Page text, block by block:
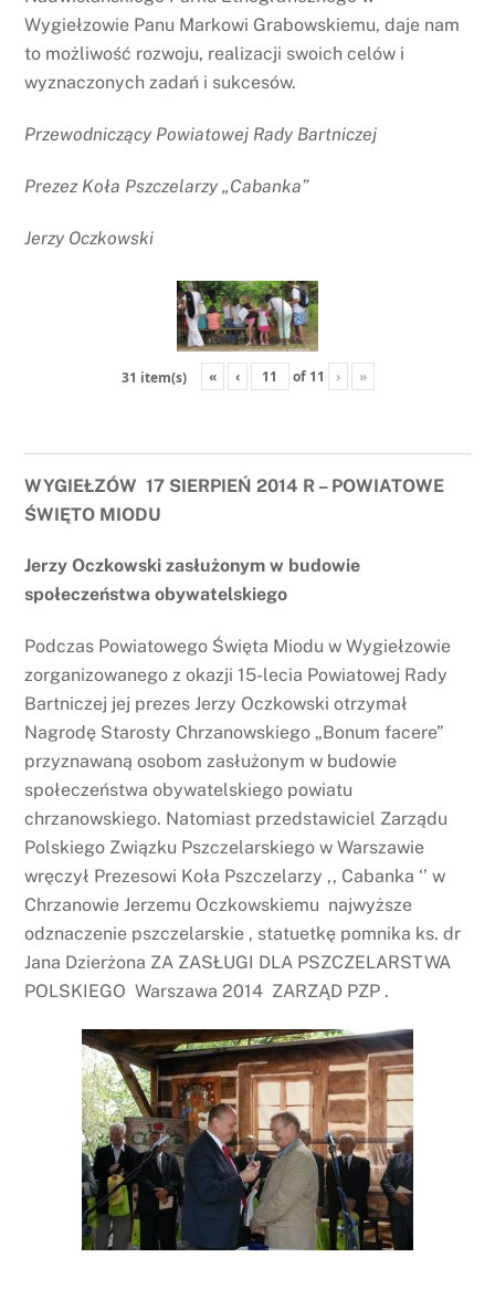
Wygiełzowie Panu Markowi Grabowskiemu, daje nam
to możliwość rozwoju, realizacji swoich celów i
wyznaczonych zadań i sukcesów.
Przewodniczący Powiatowej Rady Bartniczej
Prezez Koła Pszczelarzy „Cabanka”
Jerzy Oczkowski
31 item(s) « ‹ of 11 › »
WYGIEŁZÓW 17 SIERPIEŃ 2014 R – POWIATOWE
ŚWIĘTO MIODU
Jerzy Oczkowski zasłużonym w budowie
społeczeństwa obywatelskiego
Podczas Powiatowego Święta Miodu w Wygiełzowie
zorganizowanego z okazji 15-lecia Powiatowej Rady
Bartniczej jej prezes Jerzy Oczkowski otrzymał
Nagrodę Starosty Chrzanowskiego „Bonum facere”
przyznawaną osobom zasłużonym w budowie
społeczeństwa obywatelskiego powiatu
chrzanowskiego. Natomiast przedstawiciel Zarządu
Polskiego Związku Pszczelarskiego w Warszawie
wręczył Prezesowi Koła Pszczelarzy ,, Cabanka ‘’ w
Chrzanowie Jerzemu Oczkowskiemu najwyższe
odznaczenie pszczelarskie , statuetkę pomnika ks. dr
Jana Dzierżona ZA ZASŁUGI DLA PSZCZELARSTWA
POLSKIEGO Warszawa 2014 ZARZĄD PZP .